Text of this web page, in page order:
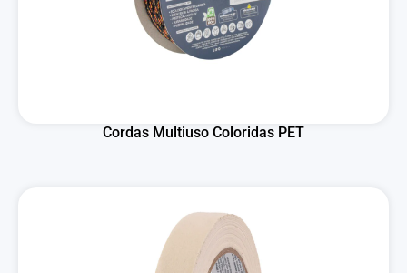
Cordas Multiuso Coloridas PET